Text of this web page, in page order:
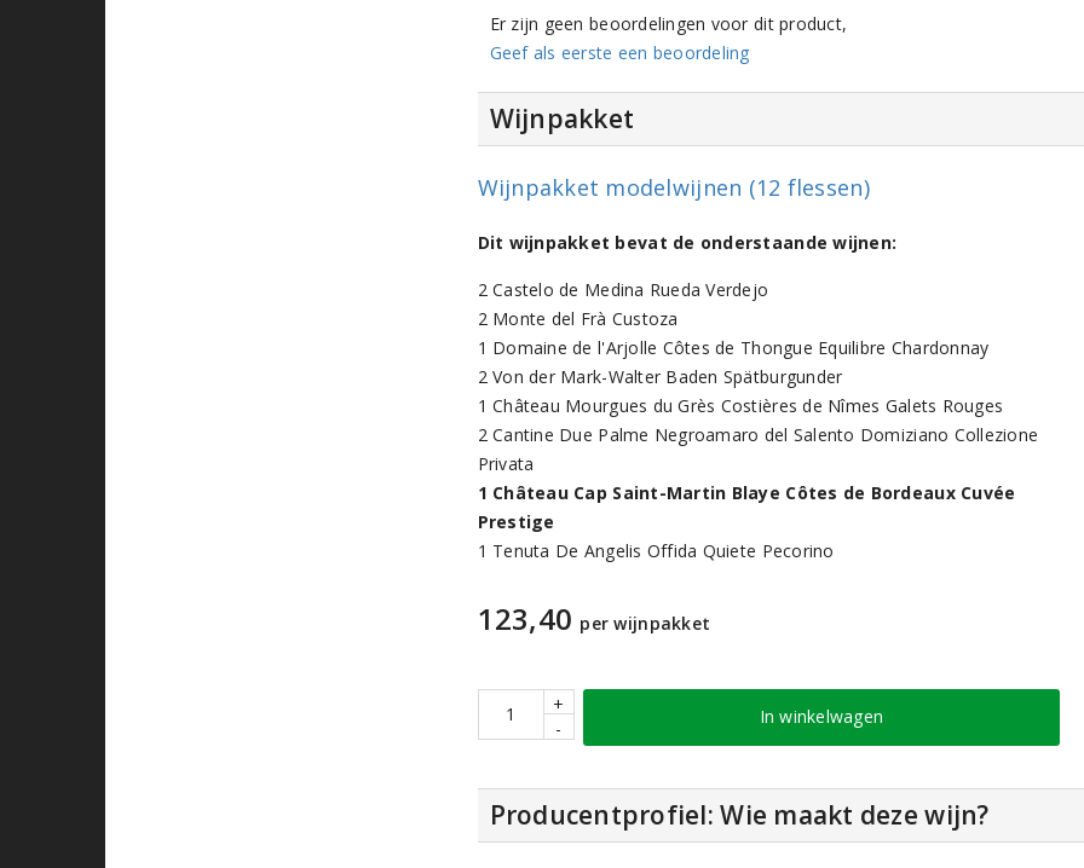
Er zijn geen beoordelingen voor dit product,
Geef als eerste een beoordeling
Wijnpakket
Wijnpakket modelwijnen (12 flessen)
Dit wijnpakket bevat de onderstaande wijnen:
2 Castelo de Medina Rueda Verdejo
2 Monte del Frà Custoza
1 Domaine de l'Arjolle Côtes de Thongue Equilibre Chardonnay
2 Von der Mark-Walter Baden Spätburgunder
1 Château Mourgues du Grès Costières de Nîmes Galets Rouges
2 Cantine Due Palme Negroamaro del Salento Domiziano Collezione
Privata
1 Château Cap Saint-Martin Blaye Côtes de Bordeaux Cuvée
Prestige
1 Tenuta De Angelis Offida Quiete Pecorino
123,40 per wijnpakket
+
-
In winkelwagen
Producentprofiel: Wie maakt deze wijn?